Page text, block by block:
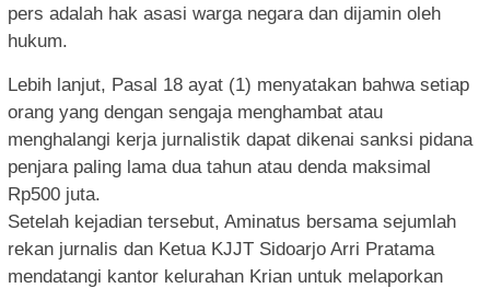
pers adalah hak asasi warga negara dan dijamin oleh
hukum.
Lebih lanjut, Pasal 18 ayat (1) menyatakan bahwa setiap
orang yang dengan sengaja menghambat atau
menghalangi kerja jurnalistik dapat dikenai sanksi pidana
penjara paling lama dua tahun atau denda maksimal
Rp500 juta.
Setelah kejadian tersebut, Aminatus bersama sejumlah
rekan jurnalis dan Ketua KJJT Sidoarjo Arri Pratama
mendatangi kantor kelurahan Krian untuk melaporkan